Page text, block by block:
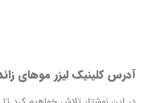
آدرس کلینیک لیزر موهای